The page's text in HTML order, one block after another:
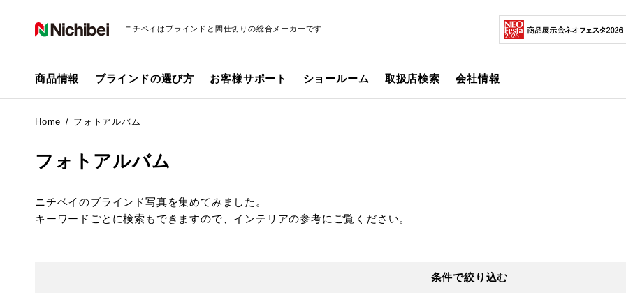
ニチベイはブラインドと間仕切りの総合メーカーです
商品情報 ブラインドの選び方 お客様サポート ショールーム 取扱店検索 会社情報
Home フォトアルバム
フォトアルバム
ニチベイのブラインド写真を集めてみました。
キーワードごとに検索もできますので、インテリアの参考にご覧ください。
条件で絞り込む